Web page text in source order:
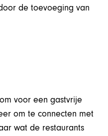
de toevoeging van
voor een gastvrije
om te connecten met
wat de restaurants